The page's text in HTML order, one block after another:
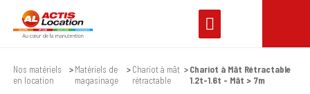
Nos matériels
en location
Matériels de
magasinage
Chariot à mât
rétractable
Chariot à Mât Rétractable
1.2t-1.6t - Mât > 7m